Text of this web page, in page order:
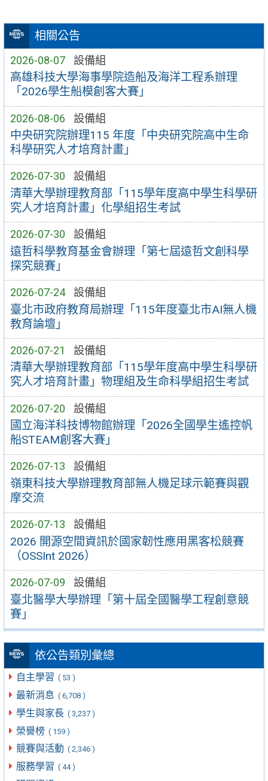
相關公告
2026-08-07 設備組
高雄科技大學海事學院造船及海洋工程系辦理
「2026學生船模創客大賽」
2026-08-06 設備組
中央研究院辦理115 年度「中央研究院高中生命
科學研究人才培育計畫」
2026-07-30 設備組
清華大學辦理教育部「115學年度高中學生科學研
究人才培育計畫」化學組招生考試
2026-07-30 設備組
遠哲科學教育基金會辦理「第七屆遠哲文創科學
探究競賽」
2026-07-24 設備組
臺北市政府教育局辦理「115年度臺北市AI無人機
教育論壇」
2026-07-21 設備組
清華大學辦理教育部「115學年度高中學生科學研
究人才培育計畫」物理組及生命科學組招生考試
2026-07-20 設備組
國立海洋科技博物館辦理「2026全國學生遙控帆
船STEAM創客大賽」
2026-07-13 設備組
嶺東科技大學辦理教育部無人機足球示範賽與觀
摩交流
2026-07-13 設備組
2026 開源空間資訊於國家韌性應用黑客松競賽
（OSSInt 2026）
2026-07-09 設備組
臺北醫學大學辦理「第十屆全國醫學工程創意競
賽」
依公告類別彙總
自主學習 ( 53 )
最新消息 ( 6,708 )
學生與家長 ( 3,237 )
榮譽榜 ( 159 )
競賽與活動 ( 2,346 )
服務學習 ( 44 )